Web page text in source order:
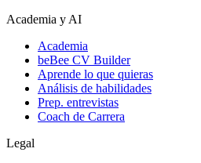
Academia y AI
Academia
beBee CV Builder
Aprende lo que quieras
Análisis de habilidades
Prep. entrevistas
Coach de Carrera
Legal